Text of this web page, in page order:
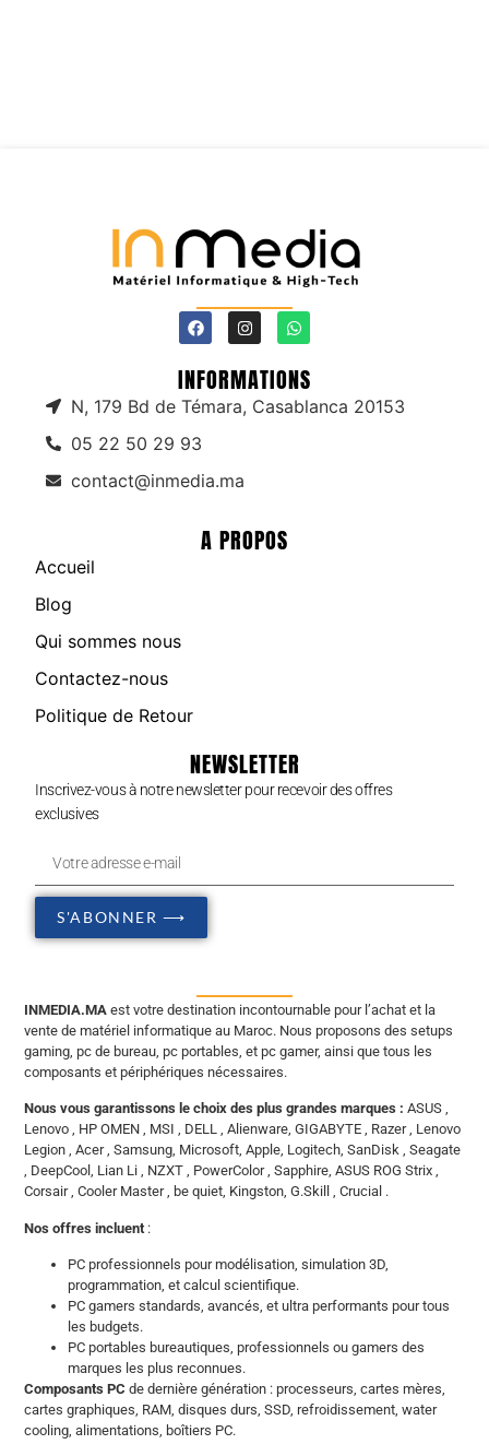
INFORMATIONS
N, 179 Bd de Témara, Casablanca 20153
05 22 50 29 93
contact@inmedia.ma
A PROPOS
Accueil
Blog
Qui sommes nous
Contactez-nous
Politique de Retour
NEWSLETTER
Inscrivez-vous à notre newsletter pour recevoir des offres
exclusives
S'ABONNER ⟶
INMEDIA.MA est votre destination incontournable pour l’achat et la
vente de matériel informatique au Maroc. Nous proposons des setups
gaming, pc de bureau, pc portables, et pc gamer, ainsi que tous les
composants et périphériques nécessaires.
Nous vous garantissons le choix des plus grandes marques : ASUS ,
Lenovo , HP OMEN , MSI , DELL , Alienware, GIGABYTE , Razer , Lenovo
Legion , Acer , Samsung, Microsoft, Apple, Logitech, SanDisk , Seagate
, DeepCool, Lian Li , NZXT , PowerColor , Sapphire, ASUS ROG Strix ,
Corsair , Cooler Master , be quiet, Kingston, G.Skill , Crucial .
Nos offres incluent :
PC professionnels pour modélisation, simulation 3D,
programmation, et calcul scientifique.
PC gamers standards, avancés, et ultra performants pour tous
les budgets.
PC portables bureautiques, professionnels ou gamers des
marques les plus reconnues.
Composants PC de dernière génération : processeurs, cartes mères,
cartes graphiques, RAM, disques durs, SSD, refroidissement, water
cooling, alimentations, boîtiers PC.